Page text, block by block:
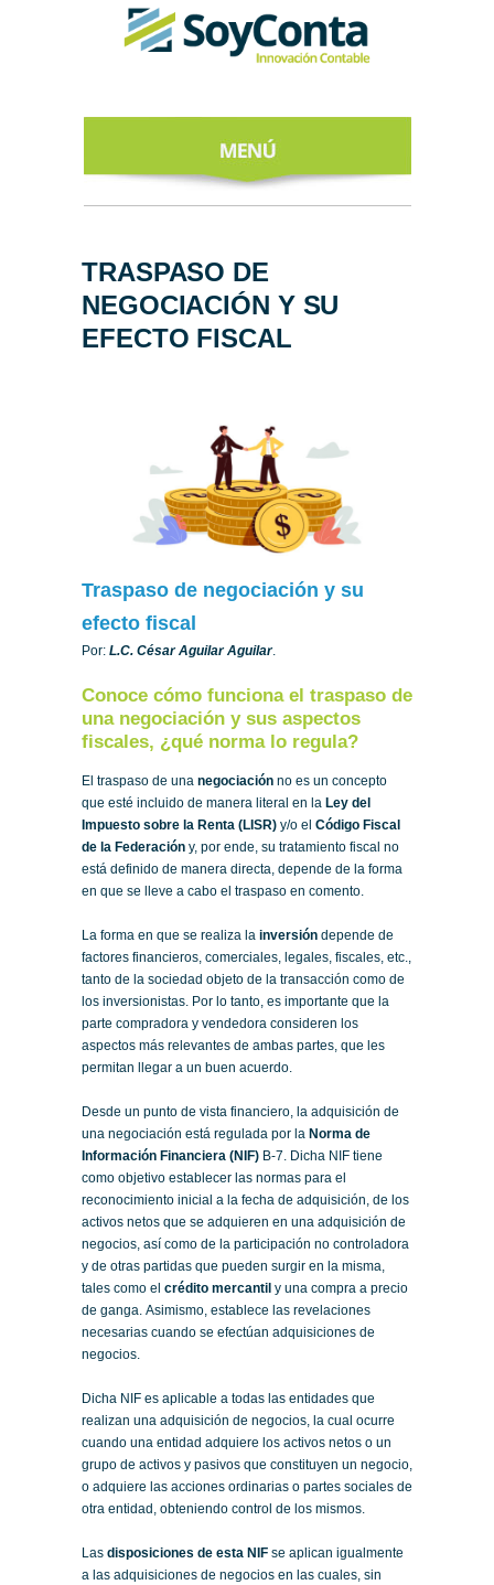
ACERCA DE
NUESTROS
EXPERTOS
REGÍSTRATE
AL NEWSLETTER
TRASPASO DE
NEGOCIACIÓN Y SU
EFECTO FISCAL
Traspaso de negociación y su
efecto fiscal
Por: L.C. César Aguilar Aguilar.
Conoce cómo funciona el traspaso de
una negociación y sus aspectos
fiscales, ¿qué norma lo regula?
El traspaso de una negociación no es un concepto
que esté incluido de manera literal en la Ley del
Impuesto sobre la Renta (LISR) y/o el Código Fiscal
de la Federación y, por ende, su tratamiento fiscal no
está definido de manera directa, depende de la forma
en que se lleve a cabo el traspaso en comento.
La forma en que se realiza la inversión depende de
factores financieros, comerciales, legales, fiscales, etc.,
tanto de la sociedad objeto de la transacción como de
los inversionistas. Por lo tanto, es importante que la
parte compradora y vendedora consideren los
aspectos más relevantes de ambas partes, que les
permitan llegar a un buen acuerdo.
Desde un punto de vista financiero, la adquisición de
una negociación está regulada por la Norma de
Información Financiera (NIF) B-7. Dicha NIF tiene
como objetivo establecer las normas para el
reconocimiento inicial a la fecha de adquisición, de los
activos netos que se adquieren en una adquisición de
negocios, así como de la participación no controladora
y de otras partidas que pueden surgir en la misma,
tales como el crédito mercantil y una compra a precio
de ganga. Asimismo, establece las revelaciones
necesarias cuando se efectúan adquisiciones de
negocios.
Dicha NIF es aplicable a todas las entidades que
realizan una adquisición de negocios, la cual ocurre
cuando una entidad adquiere los activos netos o un
grupo de activos y pasivos que constituyen un negocio,
o adquiere las acciones ordinarias o partes sociales de
otra entidad, obteniendo control de los mismos.
Las disposiciones de esta NIF se aplican igualmente
a las adquisiciones de negocios en las cuales, sin